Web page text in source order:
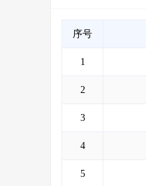
序号
1
2
3
4
5